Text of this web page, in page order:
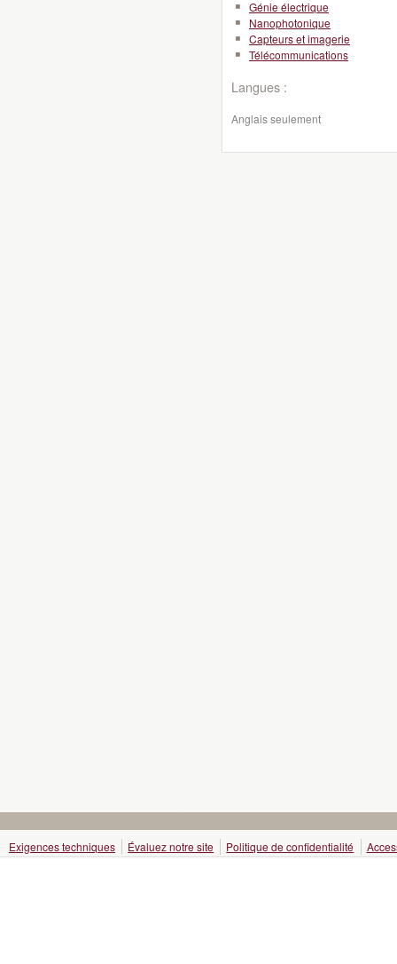
Génie électrique
Nanophotonique
Capteurs et imagerie
Télécommunications
Langues :
Anglais seulement
Exigences techniques Évaluez notre site Politique de confidentialité